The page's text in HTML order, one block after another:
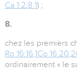
Ca 1:2,8:1) ;
8.
chez les premiers
Ro 16:16,1Co 16:20,
ordinairement « le